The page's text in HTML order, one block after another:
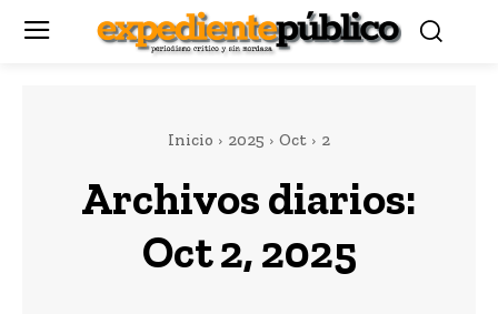
Inicio 2025 Oct 2
Archivos diarios:
Oct 2, 2025